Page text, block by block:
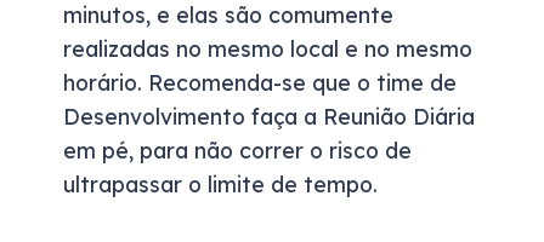
minutos, e elas são comumente
realizadas no mesmo local e no mesmo
horário. Recomenda-se que o time de
Desenvolvimento faça a Reunião Diária
em pé, para não correr o risco de
ultrapassar o limite de tempo.